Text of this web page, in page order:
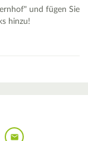
und fügen Sie
hinzu!